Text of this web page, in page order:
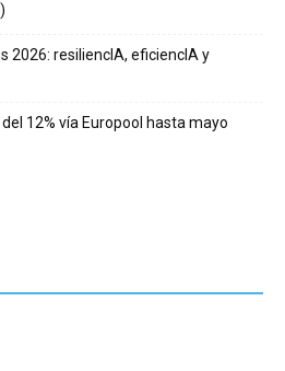
2026: resiliencIA, eficiencIA y
12% vía Europool hasta mayo